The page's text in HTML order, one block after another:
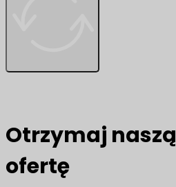
Otrzymaj naszą
ofertę